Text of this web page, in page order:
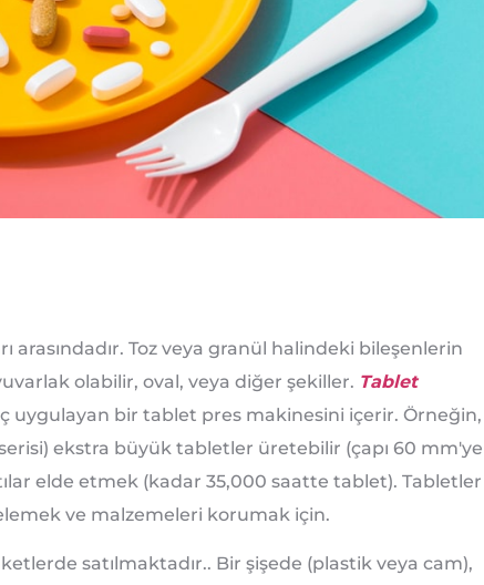
Toz veya granül halindeki bileşenlerin
yuvarlak olabilir, oval, veya diğer şekiller. Tablet
uygulayan bir tablet pres makinesini içerir. Örneğin,
ekstra büyük tabletler üretebilir (çapı 60 mm'ye
elde etmek (kadar 35,000 saatte tablet). Tabletler
ve malzemeleri korumak için.
satılmaktadır.. Bir şişede (plastik veya cam),